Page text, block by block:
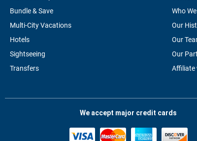
Bundle & Save
Multi-City Vacations
Hotels
Sightseeing
Transfers
Who
Our
Our
Our
Affiliate
We accept major credit cards